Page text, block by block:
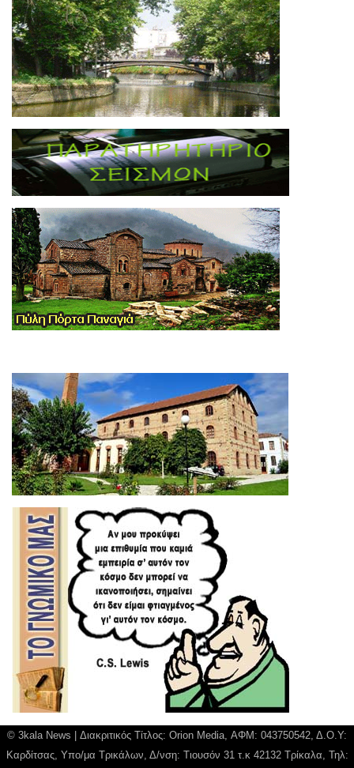
© 3kala News | Διακριτικός Τίτλος: Orion Media, ΑΦΜ: 043750542, Δ.Ο.Υ:
Καρδίτσας, Υπο/μα Τρικάλων, Δ/νση: Τιουσόν 31 τ.κ 42132 Τρίκαλα, Τηλ: